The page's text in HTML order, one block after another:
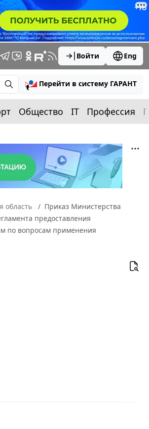
Войти Eng
Перейти в систему ГАРАНТ
Общество IT Профессия
область
Приказ Министерства
предоставления
по вопросам применения